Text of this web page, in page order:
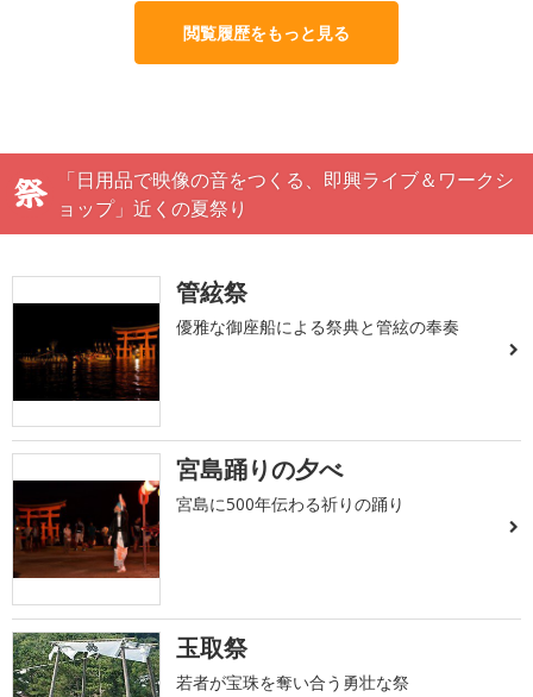
閲覧履歴をもっと見る
「日用品で映像の音をつくる、即興ライブ＆ワークシ
ョップ」近くの夏祭り
管絃祭
優雅な御座船による祭典と管絃の奉奏
宮島踊りの夕べ
宮島に500年伝わる祈りの踊り
玉取祭
若者が宝珠を奪い合う勇壮な祭